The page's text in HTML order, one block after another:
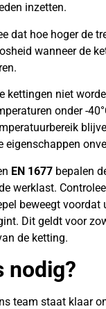
inzetten.
dat hoe hoger de
wanneer de
kettingen niet
onder -
eigenschappen
EN 1677 bepalen
werklast.
beweegt voordat
Dit geldt voor
de ketting.
nodig?
team staat klaar